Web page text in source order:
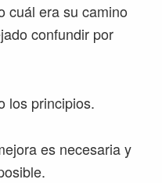
cuál era su camino
confundir por
los principios.
es necesaria y